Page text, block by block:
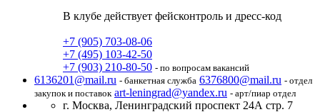
В клубе действует фейсконтроль и дресс-код
+7 (905) 703-08-06
+7 (495) 103-42-50
+7 (903) 210-80-50 - по вопросам вакансий
6136201@mail.ru - банкетная служба 6376800@mail.ru - отдел
закупок и поставок art-leningrad@yandex.ru - арт/пиар отдел
г. Москва, Ленинградский проспект 24А стр. 7